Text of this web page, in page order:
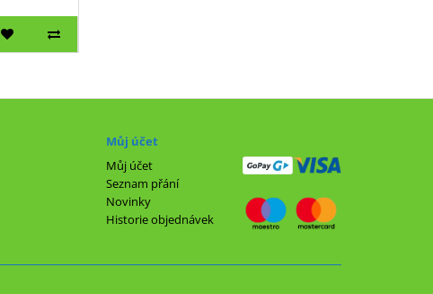
Můj účet
Můj účet
Seznam přání
Novinky
Historie objednávek